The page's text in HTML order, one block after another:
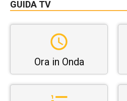
GUIDA TV
Ora in Onda